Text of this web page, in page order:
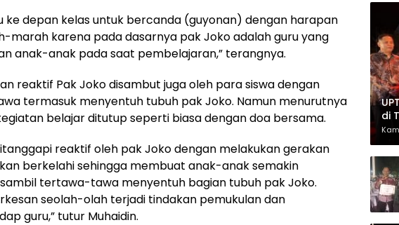
ke depan kelas untuk bercanda (guyonan) dengan harapan
marah karena pada dasarnya pak Joko adalah guru yang
anak-anak pada saat pembelajaran,” terangnya.
reaktif Pak Joko disambut juga oleh para siswa dengan
termasuk menyentuh tubuh pak Joko. Namun menurutnya
belajar ditutup seperti biasa dengan doa bersama.
reaktif oleh pak Joko dengan melakukan gerakan
berkelahi sehingga membuat anak-anak semakin
tertawa-tawa menyentuh bagian tubuh pak Joko.
seolah-olah terjadi tindakan pemukulan dan
guru,” tutur Muhaidin.
di